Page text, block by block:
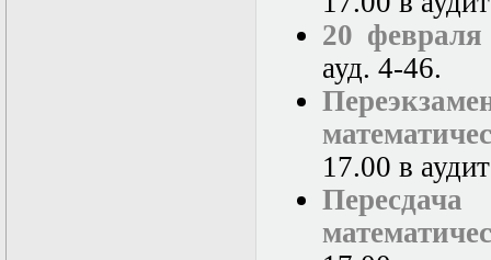
20 февраля
ауд. 4-46.
17.00 в